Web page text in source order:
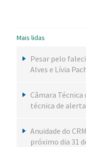
Mais lidas
Pesar pelo
Alves e Lívia
Câmara
técnica de
Anuidade do
próximo dia 31